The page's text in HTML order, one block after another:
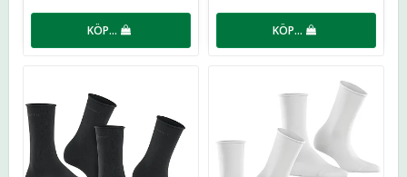
KÖP… KÖP…